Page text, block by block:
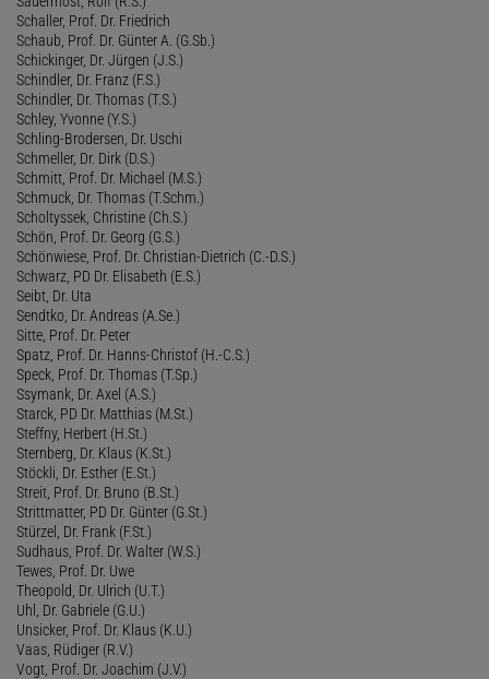
Schaller, Prof. Dr. Friedrich
Schaub, Prof. Dr. Günter A. (G.Sb.)
Schickinger, Dr. Jürgen (J.S.)
Schindler, Dr. Franz (F.S.)
Schindler, Dr. Thomas (T.S.)
Schley, Yvonne (Y.S.)
Schling-Brodersen, Dr. Uschi
Schmeller, Dr. Dirk (D.S.)
Schmitt, Prof. Dr. Michael (M.S.)
Schmuck, Dr. Thomas (T.Schm.)
Scholtyssek, Christine (Ch.S.)
Schön, Prof. Dr. Georg (G.S.)
Schönwiese, Prof. Dr. Christian-Dietrich (C.-D.S.)
Schwarz, PD Dr. Elisabeth (E.S.)
Seibt, Dr. Uta
Sendtko, Dr. Andreas (A.Se.)
Sitte, Prof. Dr. Peter
Spatz, Prof. Dr. Hanns-Christof (H.-C.S.)
Speck, Prof. Dr. Thomas (T.Sp.)
Ssymank, Dr. Axel (A.S.)
Starck, PD Dr. Matthias (M.St.)
Steffny, Herbert (H.St.)
Sternberg, Dr. Klaus (K.St.)
Stöckli, Dr. Esther (E.St.)
Streit, Prof. Dr. Bruno (B.St.)
Strittmatter, PD Dr. Günter (G.St.)
Stürzel, Dr. Frank (F.St.)
Sudhaus, Prof. Dr. Walter (W.S.)
Tewes, Prof. Dr. Uwe
Theopold, Dr. Ulrich (U.T.)
Uhl, Dr. Gabriele (G.U.)
Unsicker, Prof. Dr. Klaus (K.U.)
Vaas, Rüdiger (R.V.)
Vogt, Prof. Dr. Joachim (J.V.)